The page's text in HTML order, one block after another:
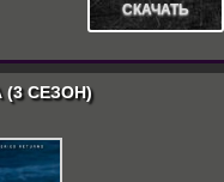
СКАЧАТЬ
(3 СЕЗОН)